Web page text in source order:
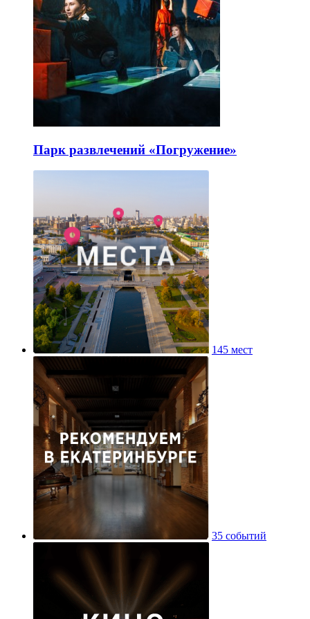
Парк развлечений «Погружение»
145 мест
35 событий